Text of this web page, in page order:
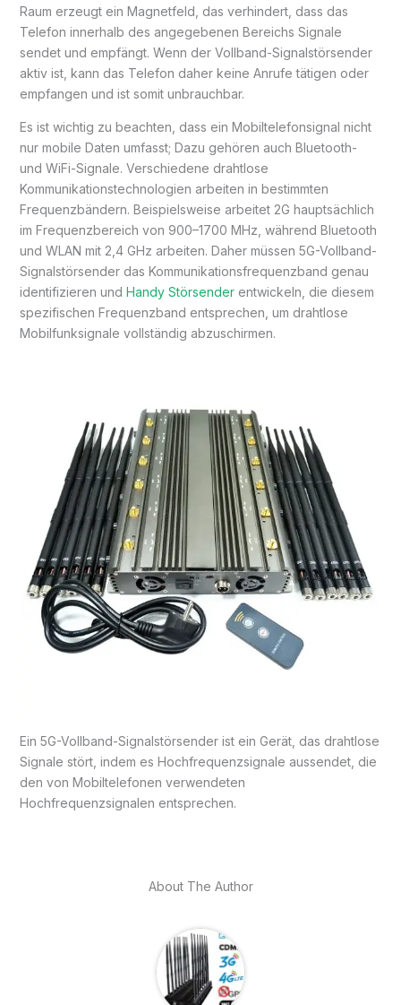
Raum erzeugt ein Magnetfeld, das verhindert, dass das
Telefon innerhalb des angegebenen Bereichs Signale
sendet und empfängt. Wenn der Vollband-Signalstörsender
aktiv ist, kann das Telefon daher keine Anrufe tätigen oder
empfangen und ist somit unbrauchbar.
Es ist wichtig zu beachten, dass ein Mobiltelefonsignal nicht
nur mobile Daten umfasst; Dazu gehören auch Bluetooth-
und WiFi-Signale. Verschiedene drahtlose
Kommunikationstechnologien arbeiten in bestimmten
Frequenzbändern. Beispielsweise arbeitet 2G hauptsächlich
im Frequenzbereich von 900–1700 MHz, während Bluetooth
und WLAN mit 2,4 GHz arbeiten. Daher müssen 5G-Vollband-
Signalstörsender das Kommunikationsfrequenzband genau
identifizieren und Handy Störsenderentwickeln, die diesem
spezifischen Frequenzband entsprechen, um drahtlose
Mobilfunksignale vollständig abzuschirmen.
Ein 5G-Vollband-Signalstörsender ist ein Gerät, das drahtlose
Signale stört, indem es Hochfrequenzsignale aussendet, die
den von Mobiltelefonen verwendeten
Hochfrequenzsignalen entsprechen.
About The Author